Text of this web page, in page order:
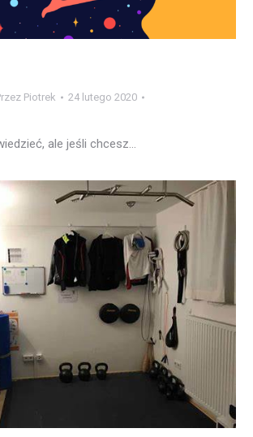
Piotrek
24 lutego 2020
ale jeśli chcesz…